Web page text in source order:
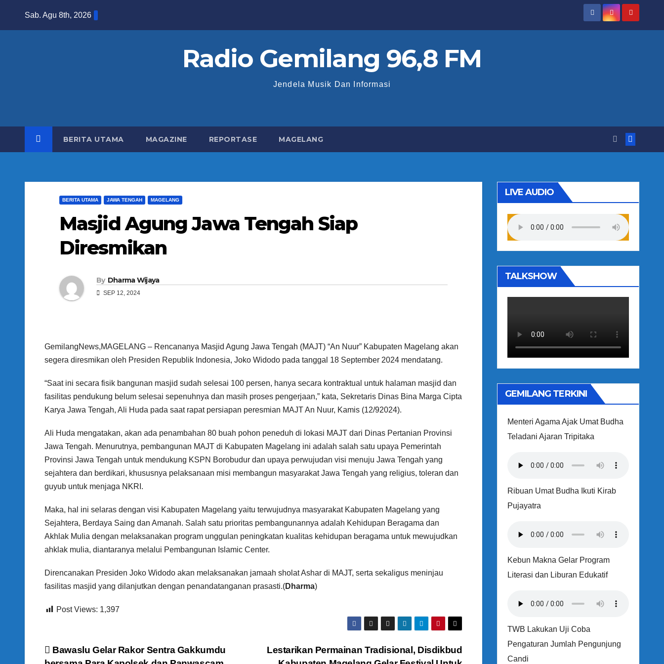
n
e
Sab. Agu 8th, 2026
Radio Gemilang 96,8 FM
Jendela Musik Dan Informasi
BERITA UTAMA MAGAZINE REPORTASE MAGELANG
BERITA UTAMA JAWA TENGAH MAGELANG
Masjid Agung Jawa Tengah Siap
Diresmikan
By Dharma Wijaya
SEP 12, 2024
GemilangNews,MAGELANG – Rencananya Masjid Agung Jawa Tengah (MAJT) “An Nuur” Kabupaten Magelang akan
segera diresmikan oleh Presiden Republik Indonesia, Joko Widodo pada tanggal 18 September 2024 mendatang.
“Saat ini secara fisik bangunan masjid sudah selesai 100 persen, hanya secara kontraktual untuk halaman masjid dan
fasilitas pendukung belum selesai sepenuhnya dan masih proses pengerjaan,” kata, Sekretaris Dinas Bina Marga Cipta
Karya Jawa Tengah, Ali Huda pada saat rapat persiapan peresmian MAJT An Nuur, Kamis (12/92024).
Ali Huda mengatakan, akan ada penambahan 80 buah pohon peneduh di lokasi MAJT dari Dinas Pertanian Provinsi
Jawa Tengah. Menurutnya, pembangunan MAJT di Kabupaten Magelang ini adalah salah satu upaya Pemerintah
Provinsi Jawa Tengah untuk mendukung KSPN Borobudur dan upaya perwujudan visi menuju Jawa Tengah yang
sejahtera dan berdikari, khususnya pelaksanaan misi membangun masyarakat Jawa Tengah yang religius, toleran dan
guyub untuk menjaga NKRI.
Maka, hal ini selaras dengan visi Kabupaten Magelang yaitu terwujudnya masyarakat Kabupaten Magelang yang
Sejahtera, Berdaya Saing dan Amanah. Salah satu prioritas pembangunannya adalah Kehidupan Beragama dan
Akhlak Mulia dengan melaksanakan program unggulan peningkatan kualitas kehidupan beragama untuk mewujudkan
ahklak mulia, diantaranya melalui Pembangunan Islamic Center.
Direncanakan Presiden Joko Widodo akan melaksanakan jamaah sholat Ashar di MAJT, serta sekaligus meninjau
fasilitas masjid yang dilanjutkan dengan penandatanganan prasasti.(Dharma)
Post Views: 1,397
N
Lestarikan Permainan Tradisional, Disdikbud
Bawaslu Gelar Rakor Sentra Gakkumdu
LIVE AUDIO
TALKSHOW
GEMILANG TERKINI
Menteri Agama Ajak Umat Budha
Teladani Ajaran Tripitaka
Ribuan Umat Budha Ikuti Kirab
Pujayatra
Kebun Makna Gelar Program
Literasi dan Liburan Edukatif
TWB Lakukan Uji Coba
Pengaturan Jumlah Pengunjung
Candi